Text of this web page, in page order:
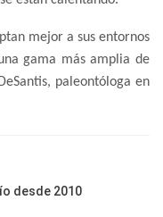
mejor a sus entornos
gama más amplia de
paleontóloga en
desde 2010